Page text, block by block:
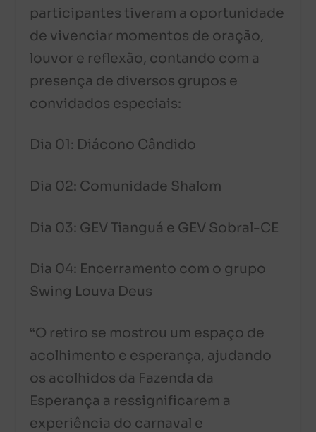
participantes tiveram a oportunidade
de vivenciar momentos de oração,
louvor e reflexão, contando com a
presença de diversos grupos e
convidados especiais:
Dia 01: Diácono Cândido
Dia 02: Comunidade Shalom
Dia 03: GEV Tianguá e GEV Sobral-CE
Dia 04: Encerramento com o grupo
Swing Louva Deus
“O retiro se mostrou um espaço de
acolhimento e esperança, ajudando
os acolhidos da Fazenda da
Esperança a ressignificarem a
experiência do carnaval e